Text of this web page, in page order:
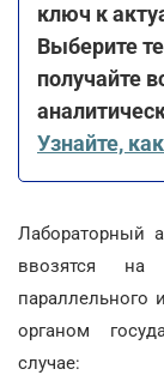
ключ к
Выберите
получайте
Узнайте,
Лабораторный
ввозятся
параллельного
органом
случае: